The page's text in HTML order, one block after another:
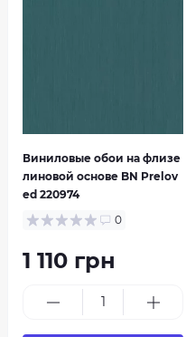
Виниловые обои на флизе
линовой основе BN Prelov
ed 220974
0
1 110 грн